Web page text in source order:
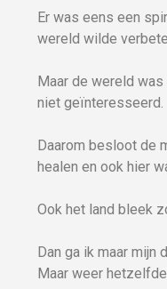
Er was eens een
wereld wilde
Maar de wereld
niet geïnteresseerd.
Daarom besloot de
healen en ook hier
Ook het land bleek
Dan ga ik maar mijn
Maar weer